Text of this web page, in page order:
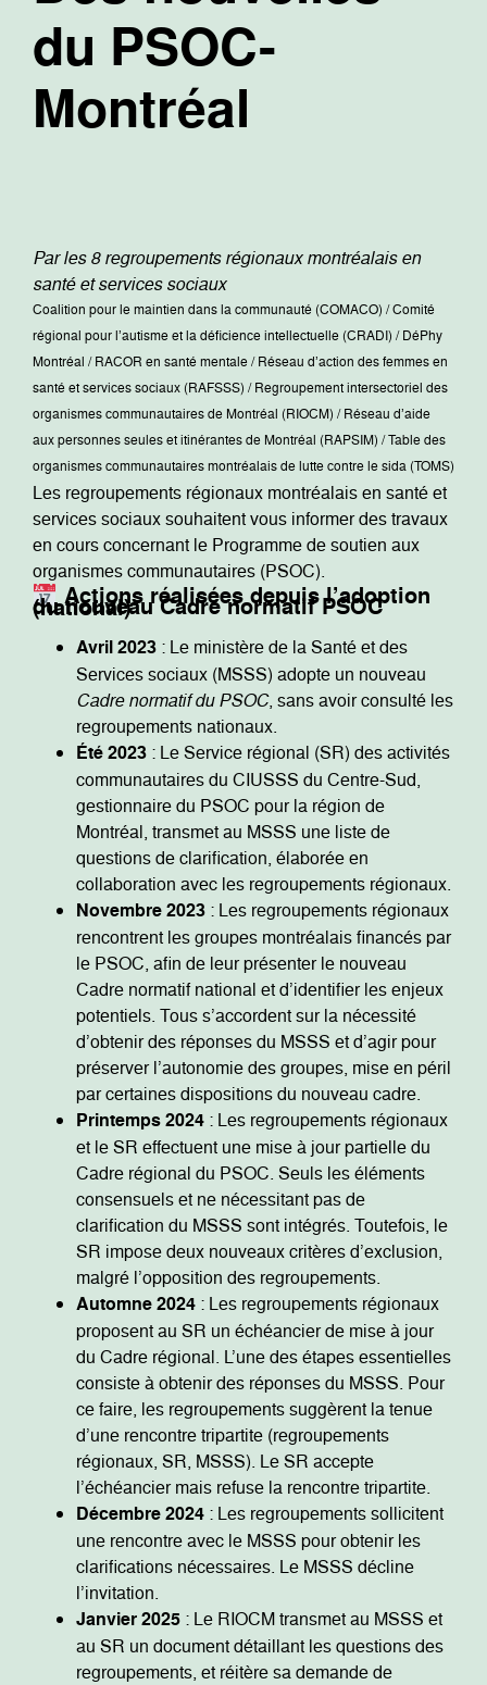
du PSOC-
Montréal
Par les 8 regroupements régionaux montréalais en
santé et services sociaux
Coalition pour le maintien dans la communauté (COMACO) / Comité
régional pour l’autisme et la déficience intellectuelle (CRADI) / DéPhy
Montréal / RACOR en santé mentale / Réseau d’action des femmes en
santé et services sociaux (RAFSSS) / Regroupement intersectoriel des
organismes communautaires de Montréal (RIOCM) / Réseau d’aide
aux personnes seules et itinérantes de Montréal (RAPSIM) / Table des
organismes communautaires montréalais de lutte contre le sida (TOMS)
Les regroupements régionaux montréalais en santé et
services sociaux souhaitent vous informer des travaux
en cours concernant le Programme de soutien aux
organismes communautaires (PSOC).
Actions réalisées depuis l’adoption
du nouveau Cadre normatif PSOC (national)
Avril 2023 : Le ministère de la Santé et des
Services sociaux (MSSS) adopte un nouveau
Cadre normatif du PSOC, sans avoir consulté les
regroupements nationaux.
Été 2023 : Le Service régional (SR) des activités
communautaires du CIUSSS du Centre-Sud,
gestionnaire du PSOC pour la région de
Montréal, transmet au MSSS une liste de
questions de clarification, élaborée en
collaboration avec les regroupements régionaux.
Novembre 2023 : Les regroupements régionaux
rencontrent les groupes montréalais financés par
le PSOC, afin de leur présenter le nouveau
Cadre normatif national et d’identifier les enjeux
potentiels. Tous s’accordent sur la nécessité
d’obtenir des réponses du MSSS et d’agir pour
préserver l’autonomie des groupes, mise en péril
par certaines dispositions du nouveau cadre.
Printemps 2024 : Les regroupements régionaux
et le SR effectuent une mise à jour partielle du
Cadre régional du PSOC. Seuls les éléments
consensuels et ne nécessitant pas de
clarification du MSSS sont intégrés. Toutefois, le
SR impose deux nouveaux critères d’exclusion,
malgré l’opposition des regroupements.
Automne 2024 : Les regroupements régionaux
proposent au SR un échéancier de mise à jour
du Cadre régional. L’une des étapes essentielles
consiste à obtenir des réponses du MSSS. Pour
ce faire, les regroupements suggèrent la tenue
d’une rencontre tripartite (regroupements
régionaux, SR, MSSS). Le SR accepte
l’échéancier mais refuse la rencontre tripartite.
Décembre 2024 : Les regroupements sollicitent
une rencontre avec le MSSS pour obtenir les
clarifications nécessaires. Le MSSS décline
l’invitation.
Janvier 2025 : Le RIOCM transmet au MSSS et
au SR un document détaillant les questions des
regroupements, et réitère sa demande de